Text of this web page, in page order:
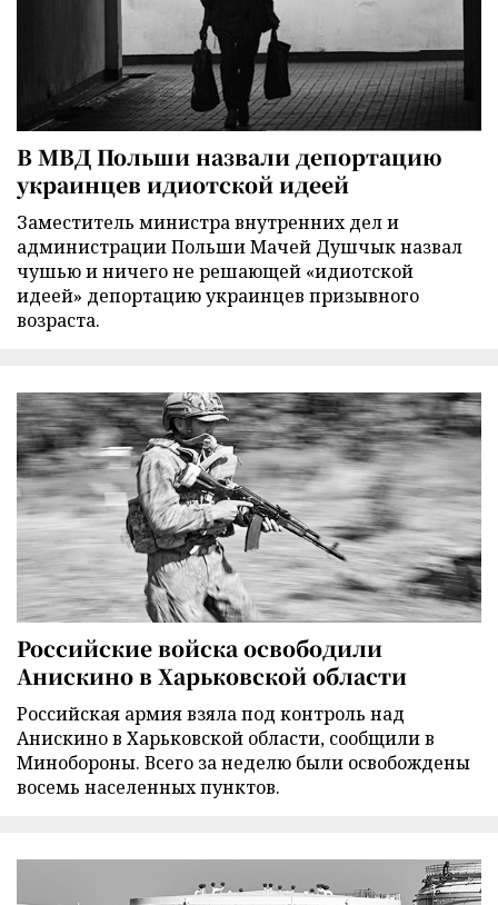
В МВД Польши назвали депортацию
украинцев идиотской идеей
Заместитель министра внутренних дел и
администрации Польши Мачей Душчык назвал
чушью и ничего не решающей «идиотской
идеей» депортацию украинцев призывного
возраста.
Российские войска освободили
Анискино в Харьковской области
Российская армия взяла под контроль над
Анискино в Харьковской области, сообщили в
Минобороны. Всего за неделю были освобождены
восемь населенных пунктов.